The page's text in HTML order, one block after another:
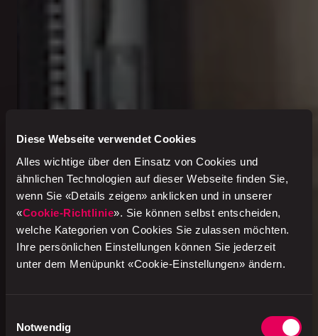
Diese Webseite verwendet Cookies
Alles wichtige über den Einsatz von Cookies und
ähnlichen Technologien auf dieser Webseite finden Sie,
wenn Sie «Details zeigen» anklicken und in unserer
«Cookie-Richtlinie». Sie können selbst entscheiden,
welche Kategorien von Cookies Sie zulassen möchten.
Ihre persönlichen Einstellungen können Sie jederzeit
unter dem Menüpunkt «Cookie-Einstellungen» ändern.
Notwendig